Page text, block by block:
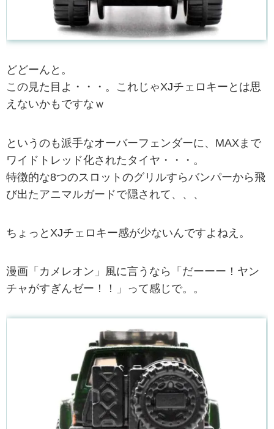
どどーんと。
この見た目よ・・・。これじゃXJチェロキーとは思
えないかもですなｗ
というのも派手なオーバーフェンダーに、MAXまで
ワイドトレッド化されたタイヤ・・・。
特徴的な8つのスロットのグリルすらバンパーから飛
び出たアニマルガードで隠されて、、、
ちょっとXJチェロキー感が少ないんですよねえ。
漫画「カメレオン」風に言うなら「だーーー！ヤン
チャがすぎんゼー！！」って感じで。。